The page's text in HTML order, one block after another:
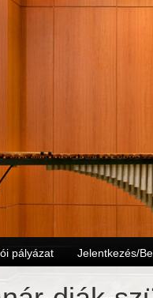
pályázat Jelentkezés/